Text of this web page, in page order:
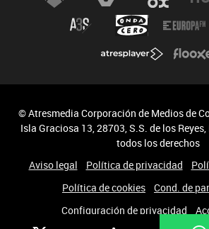
© Atresmedia Corporación de Medios de
Isla Graciosa 13, 28703, S.S. de los
todos los derechos
Aviso legal
Política de privacidad
Política de cookies
Cond. de
Configuración de privacidad